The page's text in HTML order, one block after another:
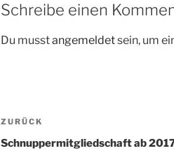
Schreibe einen
Du musstangemeldetsein, um
Beitragsnavigation
Vorheriger
Beitrag
ZURÜCK
Schnuppermitgliedschaft ab